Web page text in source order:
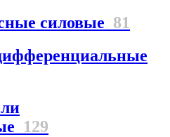
силовые 81
129